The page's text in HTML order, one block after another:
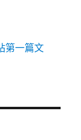
第一篇文